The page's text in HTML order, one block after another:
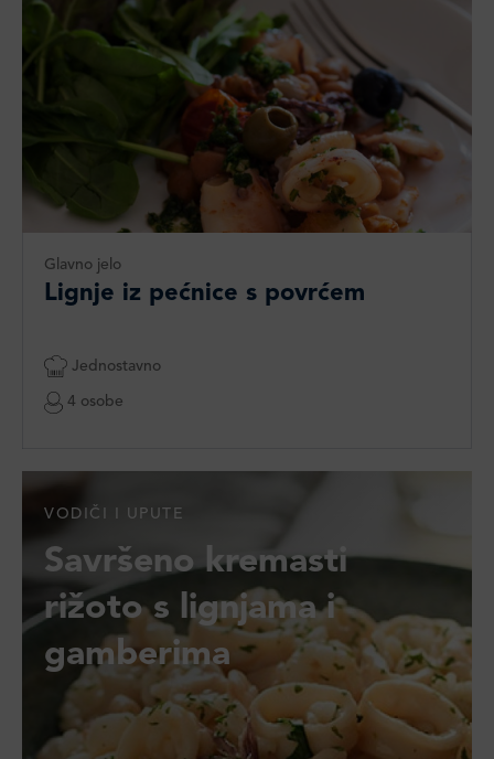
Glavno jelo
Lignje iz pećnice s povrćem
Jednostavno
4 osobe
VODIČI I UPUTE
Savršeno kremasti
rižoto s lignjama i
gamberima